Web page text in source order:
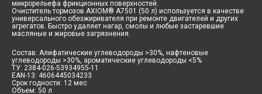
микрорельефа фрикционных поверхностей.
Очиститель тормозов AXIOM® A7501 (50 л) используется в качестве
универсального обезжиривателя при ремонте двигателей и других
агрегатов. Быстро удаляет нагар, смолы и любые застаревшие
масляные и жировые загрязнения.
Состав: Алифатические углеводороды >30%, нафтеновые
углеводороды >30%, ароматические углеводороды <5%
ТУ: 2384-026-53934955-11
EAN-13: 4606445034233
Срок годности: 12 мес
Объем: 50 л